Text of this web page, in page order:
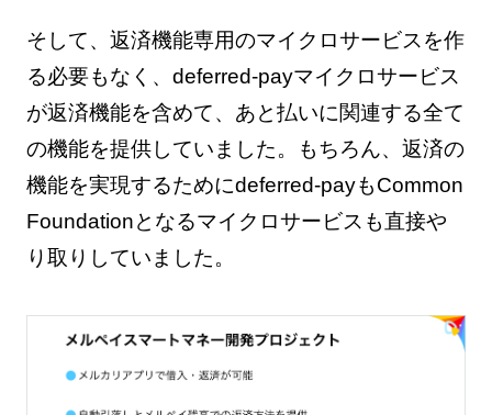
そして、返済機能専用のマイクロサービスを作
る必要もなく、deferred-payマイクロサービス
が返済機能を含めて、あと払いに関連する全て
の機能を提供していました。もちろん、返済の
機能を実現するためにdeferred-payもCommon
Foundationとなるマイクロサービスも直接や
り取りしていました。